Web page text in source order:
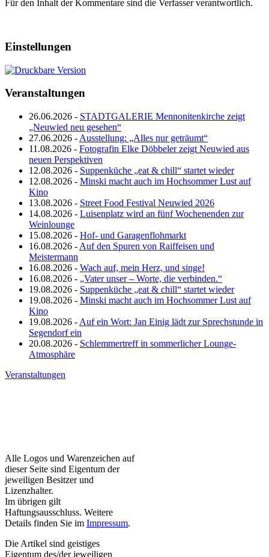
Für den Inhalt der Kommentare sind die Verfasser verantwortlich.
Einstellungen
Veranstaltungen
26.06.2026 - STADTGALERIE Mennonitenkirche zeigt
„Neuwied neu gesehen“
27.06.2026 - Ausstellung: „Alles nur geträumt“
11.08.2026 - Fotografin Elke Döbbeler zeigt Neuwied aus
neuen Perspektiven
12.08.2026 - Suppenküche „eat & chill“ startet wieder
12.08.2026 - Minski macht auch im Hochsommer Lust auf
Kino
13.08.2026 - Street Food Festival Neuwied 2026
14.08.2026 - Luisenplatz wird an fünf Wochenenden zur
Weinlounge
15.08.2026 - Hof- und Garagenflohmarkt
16.08.2026 - Auf den Spuren von Raiffeisen und
Meistermann
16.08.2026 - Wach auf, mein Herz, und singe!
16.08.2026 - „Vater unser – Worte, die verbinden.“
19.08.2026 - Suppenküche „eat & chill“ startet wieder
19.08.2026 - Minski macht auch im Hochsommer Lust auf
Kino
19.08.2026 - Auf ein Wort: Jan Einig lädt zur Sprechstunde in
Segendorf ein
20.08.2026 - Schlemmertreff in sommerlicher Lounge-
Atmosphäre
Veranstaltungen
Alle Logos und Warenzeichen auf
dieser Seite sind Eigentum der
jeweiligen Besitzer und
Lizenzhalter.
Im übrigen gilt
Haftungsausschluss. Weitere
Details finden Sie im Impressum.
Die Artikel sind geistiges
Eigentum des/der jeweiligen